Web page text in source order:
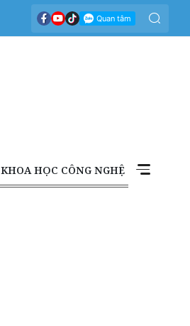
KHOA HỌC CÔNG NGHỆ